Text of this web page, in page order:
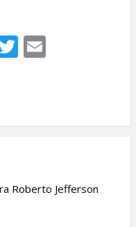
T E
Roberto Jefferson